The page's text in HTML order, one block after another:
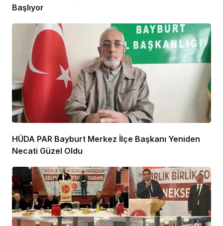
Başlıyor
HÜDA PAR Bayburt Merkez İlçe Başkanı Yeniden
Necati Güzel Oldu